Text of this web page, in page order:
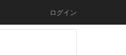
ログイン